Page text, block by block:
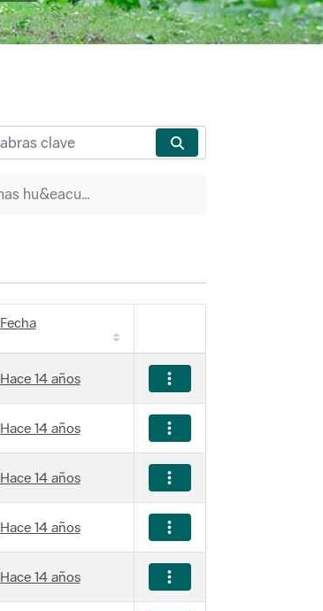
P&aacute;ginas hu&eacute;rfanas
Fecha
Hace 14 años
Hace 14 años
Hace 14 años
Hace 14 años
Hace 14 años